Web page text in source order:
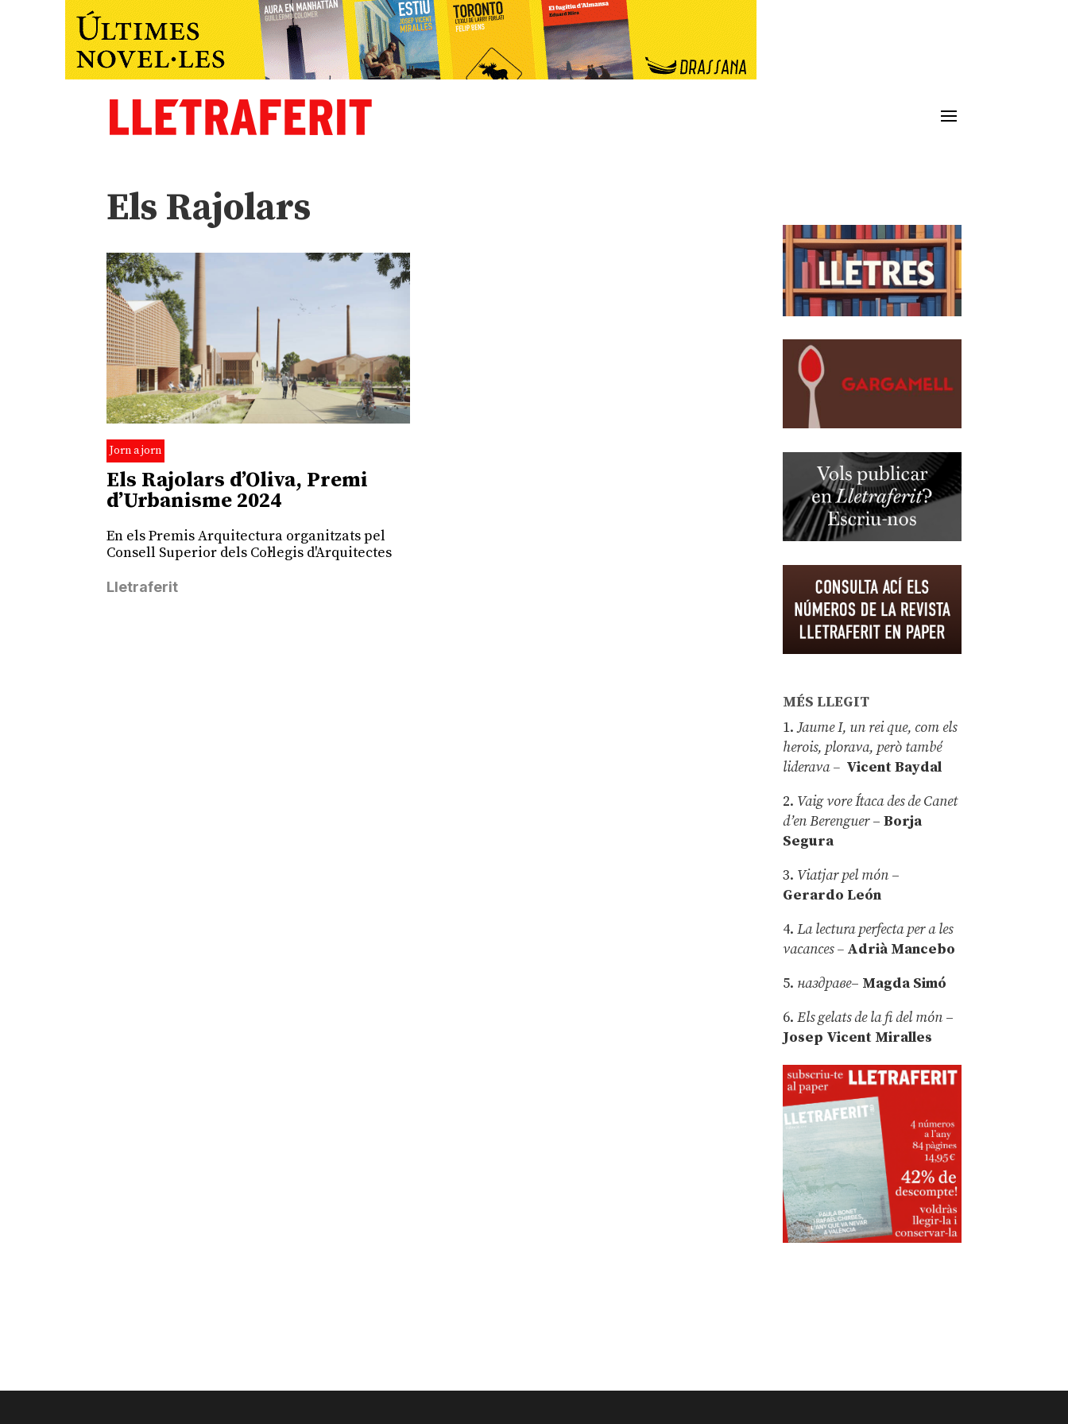
Els Rajolars
Jorn a jorn
Els Rajolars d’Oliva, Premi
d’Urbanisme 2024
En els Premis Arquitectura organitzats pel
Consell Superior dels Col·legis d'Arquitectes
Lletraferit
MÉS LLEGIT
1.Jaume I, un rei que, com els
herois, plorava, però també
liderava – Vicent Baydal
2. Vaig vore Ítaca des de Canet
d’en Berenguer–Borja
Segura
3. Viatjar pel món –
Gerardo León
4.La lectura perfecta per a les
vacances – Adrià Mancebo
5. наздраве– Magda Simó
6.Els gelats de la fi del món –
Josep Vicent Miralles